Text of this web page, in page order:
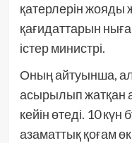
қатерлерін жояды
қағидаттарын
істер министрі.
Оның айтуынша,
асырылып жатқан
кейін өтеді. 10
азаматтық қоғам